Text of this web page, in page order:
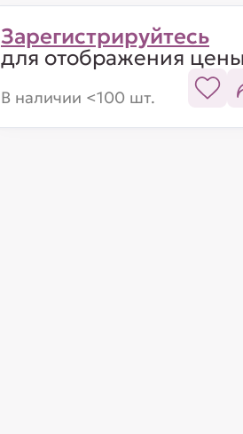
Зарегистрируйтесь
для отображения
В наличии <100 шт.